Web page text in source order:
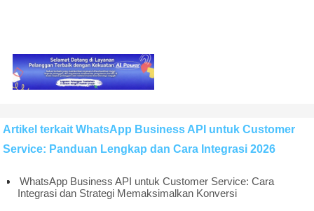
Artikel terkait WhatsApp Business API untuk Customer
Service: Panduan Lengkap dan Cara Integrasi 2026
WhatsApp Business API untuk Customer Service: Cara
Integrasi dan Strategi Memaksimalkan Konversi